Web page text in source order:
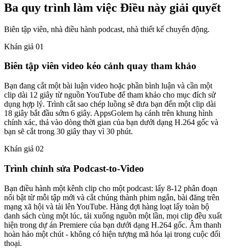
Ba quy trình làm việc Điều này giải quyết
Biên tập viên, nhà điều hành podcast, nhà thiết kế chuyển động.
Khán giả 01
Biên tập viên video kéo cảnh quay tham khảo
Bạn đang cắt một bài luận video hoặc phần bình luận và cần một
clip dài 12 giây từ nguồn YouTube để tham khảo cho mục đích sử
dụng hợp lý. Trình cắt sao chép luồng sẽ đưa bạn đến một clip dài
18 giây bắt đầu sớm 6 giây. AppsGolem hạ cánh trên khung hình
chính xác, thả vào dòng thời gian của bạn dưới dạng H.264 gốc và
bạn sẽ cắt trong 30 giây thay vì 30 phút.
Khán giả 02
Trình chỉnh sửa Podcast-to-Video
Bạn điều hành một kênh clip cho một podcast: lấy 8-12 phân đoạn
nổi bật từ mỗi tập mới và cắt chúng thành phim ngắn, bài đăng trên
mạng xã hội và tải lên YouTube. Hàng đợi hàng loạt lấy toàn bộ
danh sách cùng một lúc, tải xuống nguồn một lần, mọi clip đều xuất
hiện trong dự án Premiere của bạn dưới dạng H.264 gốc. Âm thanh
hoàn hảo một chút - không có hiện tượng mã hóa lại trong cuộc đối
thoại.